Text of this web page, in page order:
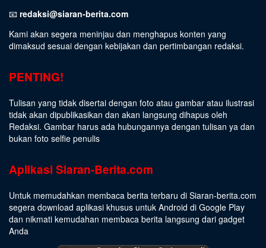
📧 redaksi@siaran-berita.com
Kami akan segera meninjau dan menghapus konten yang
dimaksud sesuai dengan kebijakan dan pertimbangan redaksi.
PENTING!
Tulisan yang tidak disertai dengan foto atau gambar atau ilustrasi
tidak akan dipublikasikan dan akan langsung dihapus oleh
Redaksi. Gambar harus ada hubungannya dengan tulisan ya dan
bukan foto selfie penulis
Aplikasi Siaran-Berita.com
Untuk memudahkan membaca berita terbaru di Siaran-berita.com
segera download aplikasi khusus untuk Android di Google Play
dan nikmati kemudahan membaca berita langsung dari gadget
Anda